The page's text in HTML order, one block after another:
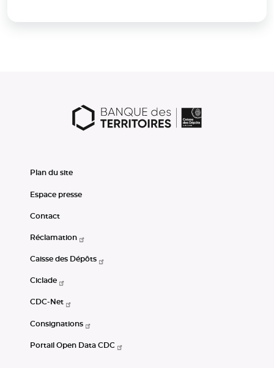
Plan du site
Espace presse
Contact
Réclamation
Caisse des Dépôts
Ciclade
CDC-Net
Consignations
Portail Open Data CDC